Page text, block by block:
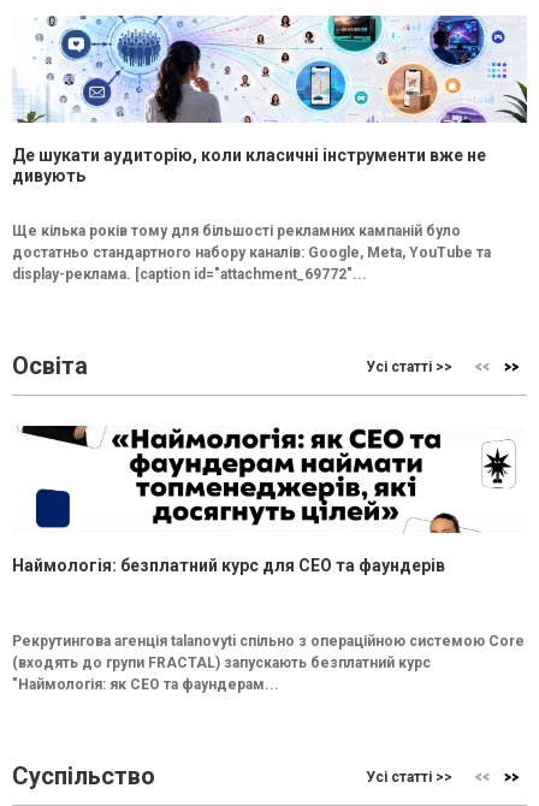
Де шукати аудиторію, коли класичні інструменти вже не
дивують
Ще кілька років тому для більшості рекламних кампаній було
достатньо стандартного набору каналів: Google, Meta, YouTube та
display-реклама. [caption id="attachment_69772"...
Освіта Усі статті >>
Наймологія: безплатний курс для CEO та фаундерів
Рекрутингова агенція talanovyti спільно з операційною системою Core
(входять до групи FRACTAL) запускають безплатний курс
"Наймологія: як СEO та фаундерам...
Суспільство Усі статті >>